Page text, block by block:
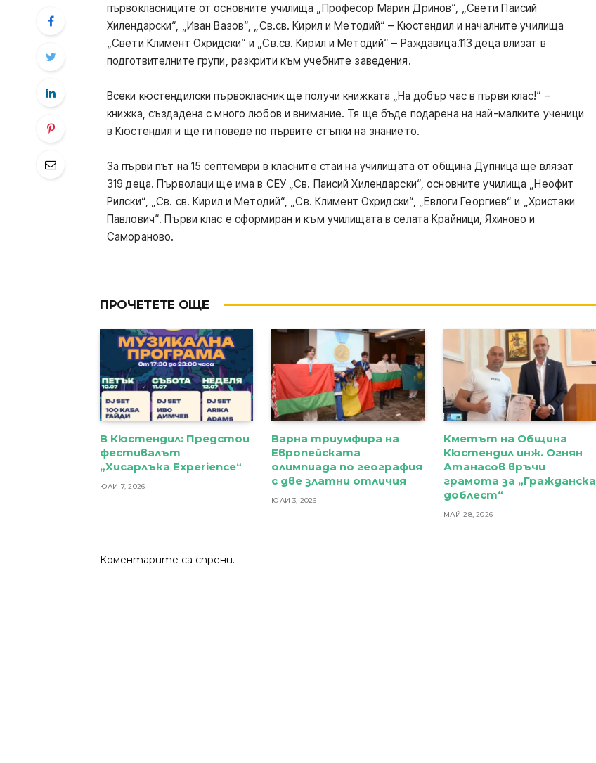
първокласниците от основните училища „Професор Марин Дринов“, „Свети Паисий
Хилендарски“, „Иван Вазов“, „Св.св. Кирил и Методий“ – Кюстендил и началните училища
„Свети Климент Охридски“ и „Св.св. Кирил и Методий“ – Раждавица.113 деца влизат в
подготвителните групи, разкрити към учебните заведения.
Всеки кюстендилски първокласник ще получи книжката „На добър час в първи клас!“ –
книжка, създадена с много любов и внимание. Тя ще бъде подарена на най-малките ученици
в Кюстендил и ще ги поведе по първите стъпки на знанието.
За първи път на 15 септември в класните стаи на училищата от община Дупница ще влязат
319 деца. Първолаци ще има в СЕУ „Св. Паисий Хилендарски“, основните училища „Неофит
Рилски“, „Св. св. Кирил и Методий“, „Св. Климент Охридски“, „Евлоги Георгиев“ и „Христаки
Павлович“. Първи клас е сформиран и към училищата в селата Крайници, Яхиново и
Самораново.
ПРОЧЕТЕТЕ ОЩЕ
В Кюстендил: Предстои
фестивалът
„Хисарлъка Experience“
ЮЛИ 7, 2026
Варна триумфира на
Европейската
олимпиада по география
с две златни отличия
ЮЛИ 3, 2026
Кметът на Община
Кюстендил инж. Огнян
Атанасов връчи
грамота за „Гражданска
доблест“
МАЙ 28, 2026
Коментарите са спрени.